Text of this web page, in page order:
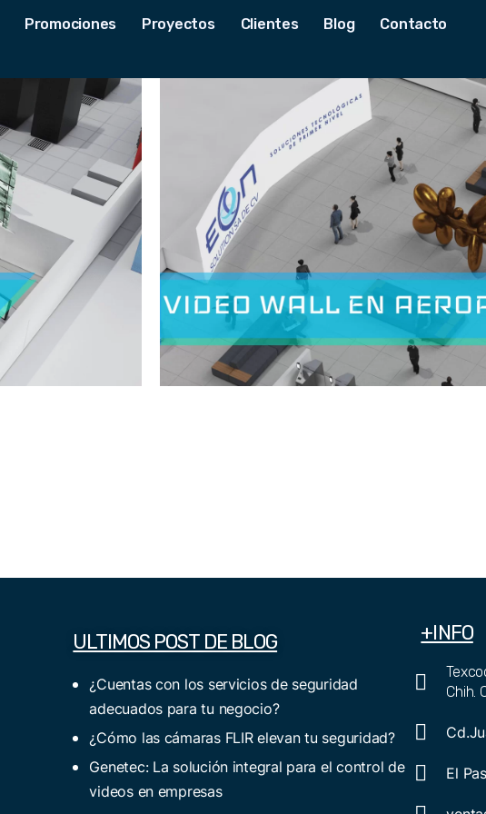
Promociones Proyectos Clientes Blog Contacto
ULTIMOS POST DE BLOG
¿Cuentas con los servicios de seguridad
adecuados para tu negocio?
¿Cómo las cámaras FLIR elevan tu seguridad?
Genetec: La solución integral para el control de
videos en empresas
+INFO
Chih.
El